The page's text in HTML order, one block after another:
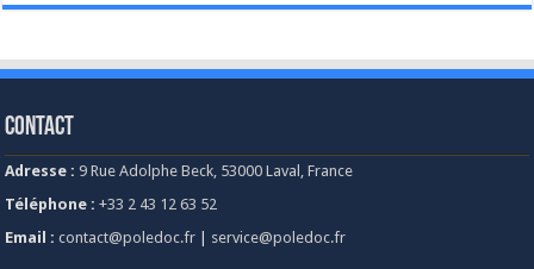
Contact
Adresse : 9 Rue Adolphe Beck, 53000 Laval, France
Téléphone : +33 2 43 12 63 52
Email : contact@poledoc.fr service@poledoc.fr